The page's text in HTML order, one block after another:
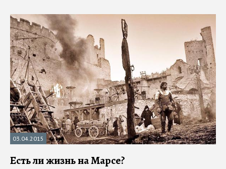
03.04.2015
Есть ли жизнь на Марсе?